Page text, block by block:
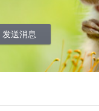
发送消息